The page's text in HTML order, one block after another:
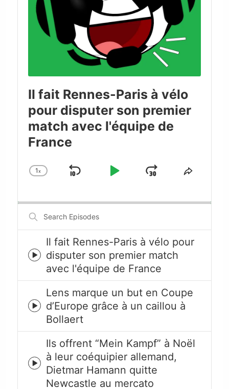
Il fait Rennes-Paris à vélo
pour disputer son premier
match avec l'équipe de
France
Change
1x
Skip
Play
JumpShare
Search
Episodes
Episode
play
icon
Il fait Rennes-Paris à vélo pour
disputer son premier match
avec l'équipe de France
Episode
play
icon
Lens marque un but en Coupe
d’Europe grâce à un caillou à
Bollaert
Episode
play
icon
Ils offrent “Mein Kampf” à Noël
à leur coéquipier allemand,
Dietmar Hamann quitte
Newcastle au mercato